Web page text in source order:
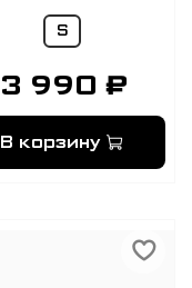
S
3 990 ₽
В корзину